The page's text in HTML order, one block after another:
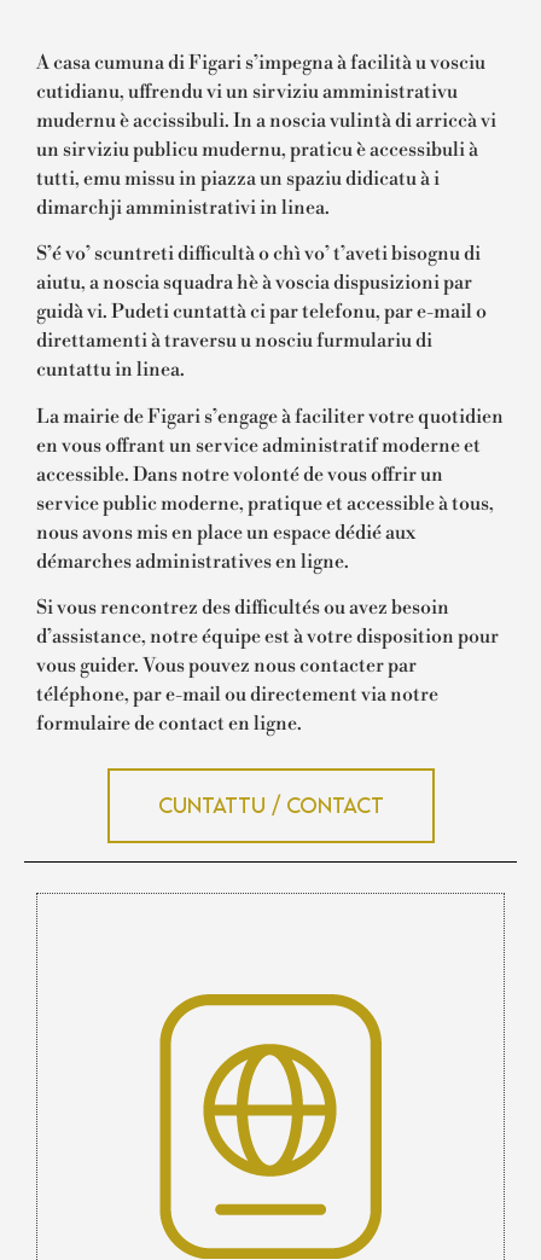
A casa cumuna di Figari s’impegna à facilità u vosciu
cutidianu, uffrendu vi un sirviziu amministrativu
mudernu è accissibuli. In a noscia vulintà di arriccà vi
un sirviziu publicu mudernu, praticu è accessibuli à
tutti, emu missu in piazza un spaziu didicatu à i
dimarchji amministrativi in linea.
S’é vo’ scuntreti difficultà o chì vo’ t’aveti bisognu di
aiutu, a noscia squadra hè à voscia dispusizioni par
guidà vi. Pudeti cuntattà ci par telefonu, par e-mail o
direttamenti à traversu u nosciu furmulariu di
cuntattu in linea.
La mairie de Figari s’engage à faciliter votre quotidien
en vous offrant un service administratif moderne et
accessible. Dans notre volonté de vous offrir un
service public moderne, pratique et accessible à tous,
nous avons mis en place un espace dédié aux
démarches administratives en ligne.
Si vous rencontrez des difficultés ou avez besoin
d’assistance, notre équipe est à votre disposition pour
vous guider. Vous pouvez nous contacter par
téléphone, par e-mail ou directement via notre
formulaire de contact en ligne.
Cuntattu / Contact